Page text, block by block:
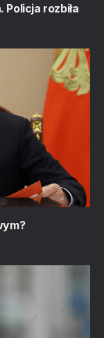
rozbiła